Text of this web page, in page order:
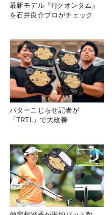
最新モデル『FJクオンタム』
を石井良介プロがチェック
パターこじらせ記者が
「TRTL」で大改善